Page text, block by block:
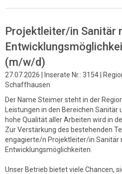
Projektleiter/in Sanitär
(m/w/d)
27.07.2026 | Inserate Nr.: 3154 |
Schaffhausen
Der Name Steimer steht in der
Leistungen in den Bereichen Sanitär
hohe Qualität aller Arbeiten wird in
Zur Verstärkung des bestehenden
engagierte/n Projektleiter/in Sanitär
Entwicklungsmöglichkeiten.
Unser Betrieb bietet viele Chancen,